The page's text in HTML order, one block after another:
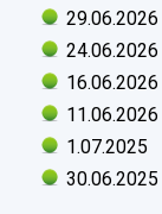
29.06.2026
24.06.2026
16.06.2026
11.06.2026
1.07.2025
30.06.2025